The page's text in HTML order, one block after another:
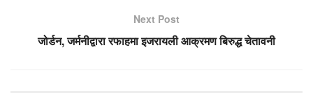
Next Post
जोर्डन, जर्मनीद्वारा रफाहमा इजरायली आक्रमण बिरुद्ध चेतावनी